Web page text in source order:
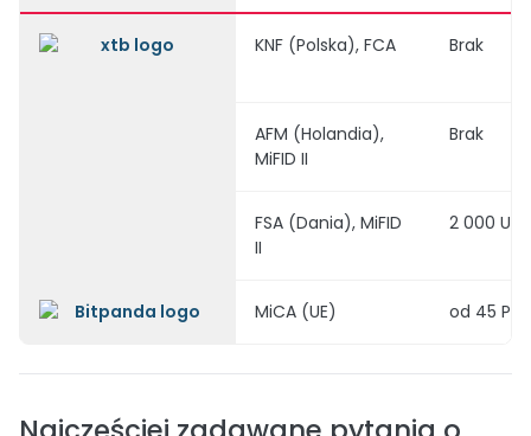
KNF (Polska), FCA Brak
AFM (Holandia),
MiFID II
Brak
FSA (Dania), MiFID
II
2 000 USD
MiCA (UE) od 45 PLN